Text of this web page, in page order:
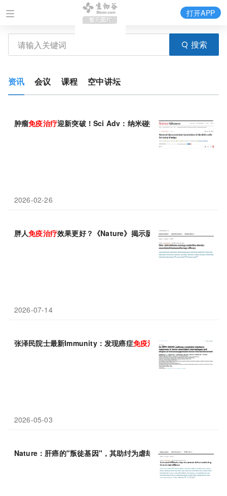
搜索
打开APP
资讯 会议 课程 空中讲坛
肿瘤免疫治疗迎新突破！Sci Adv：纳米碰撞激活树突状细胞抗瘤
2026-02-26
胖人免疫治疗效果更好？《Nature》揭示肠道菌群才是幕后推手
2026-07-14
张泽民院士最新Immunity：发现癌症免疫治疗新靶点——SPP1
2026-05-03
Nature：肝癌的"叛徒基因"，其助纣为虐却也是免疫治疗的"投名